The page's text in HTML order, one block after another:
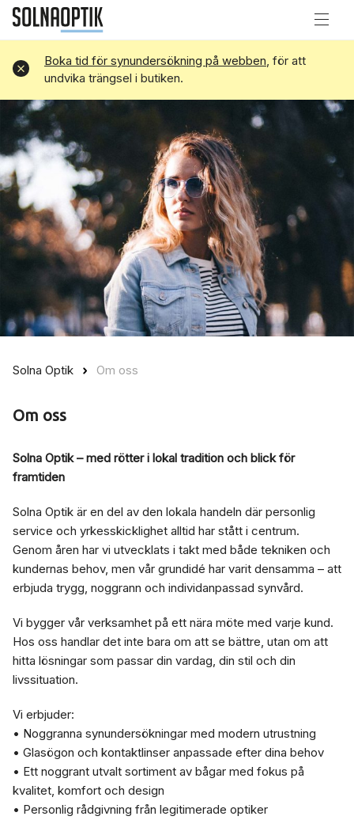
Boka tid för synundersökning på webben, för att
undvika trängsel i butiken.
Avvisa
Solna Optik Om oss
Om oss
Solna Optik – med rötter i lokal tradition och blick för
framtiden
Solna Optik är en del av den lokala handeln där personlig
service och yrkesskicklighet alltid har stått i centrum.
Genom åren har vi utvecklats i takt med både tekniken och
kundernas behov, men vår grundidé har varit densamma – att
erbjuda trygg, noggrann och individanpassad synvård.
Vi bygger vår verksamhet på ett nära möte med varje kund.
Hos oss handlar det inte bara om att se bättre, utan om att
hitta lösningar som passar din vardag, din stil och din
livssituation.
Vi erbjuder:
• Noggranna synundersökningar med modern utrustning
• Glasögon och kontaktlinser anpassade efter dina behov
• Ett noggrant utvalt sortiment av bågar med fokus på
kvalitet, komfort och design
• Personlig rådgivning från legitimerade optiker